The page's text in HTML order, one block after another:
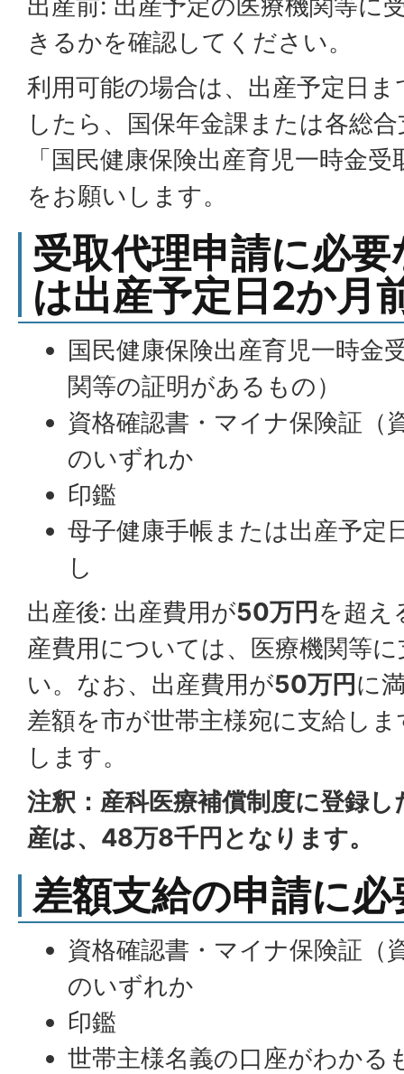
きるかを確認してください。
利用可能の場合は、出産予定日
したら、国保年金課または各総
「国民健康保険出産育児一時金
をお願いします。
受取代理申請に必
は出産予定日2か月
国民健康保険出産育児一時金
関等の証明があるもの）
資格確認書・マイナ保険証（
のいずれか
印鑑
母子健康手帳または出産予定
し
出産後: 出産費用が50万円 を超え
産費用については、医療機関等
い。なお、出産費用が50万円 に
差額を市が世帯主様宛に支給し
します。
注釈：産科医療補償制度に登録
産は、48万8千円となります。
差額支給の申請に
資格確認書・マイナ保険証（
のいずれか
印鑑
世帯主様名義の口座がわかる